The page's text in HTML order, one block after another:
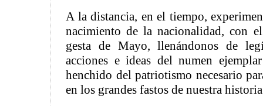
A la distancia, en el tiempo,
nacimiento de la nacionalidad, con
gesta de Mayo, llenándonos de
acciones e ideas del numen
henchido del patriotismo necesario
en los grandes fastos de nuestra